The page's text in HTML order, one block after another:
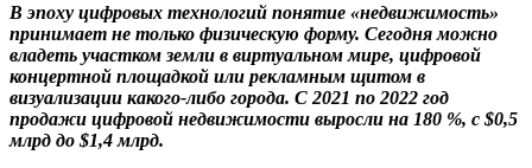
В эпоху цифровых технологий понятие «недвижимость»
принимает не только физическую форму. Сегодня можно
владеть участком земли в виртуальном мире, цифровой
концертной площадкой или рекламным щитом в
визуализации какого-либо города. С 2021 по 2022 год
продажи цифровой недвижимости выросли на 180 %, с $0,5
млрд до $1,4 млрд.